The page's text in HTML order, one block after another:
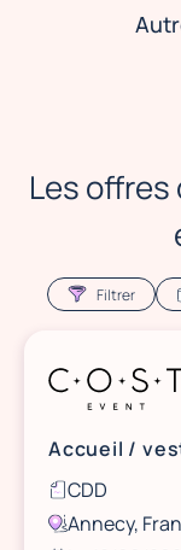
Les
Filtrer
CDD
Annecy,